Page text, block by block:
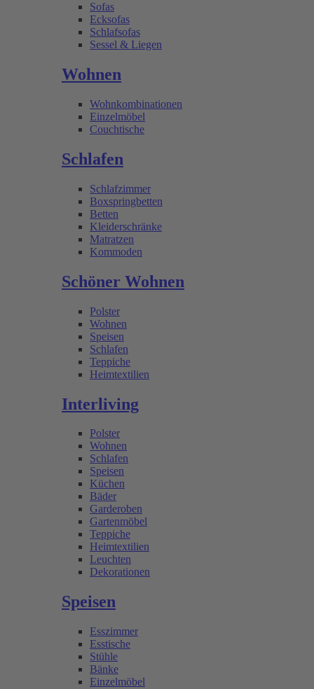
Sofas
Ecksofas
Schlafsofas
Sessel & Liegen
Wohnen
Wohnkombinationen
Einzelmöbel
Couchtische
Schlafen
Schlafzimmer
Boxspringbetten
Betten
Kleiderschränke
Matratzen
Kommoden
Schöner Wohnen
Polster
Wohnen
Speisen
Schlafen
Teppiche
Heimtextilien
Interliving
Polster
Wohnen
Schlafen
Speisen
Küchen
Bäder
Garderoben
Gartenmöbel
Teppiche
Heimtextilien
Leuchten
Dekorationen
Speisen
Esszimmer
Esstische
Stühle
Bänke
Einzelmöbel